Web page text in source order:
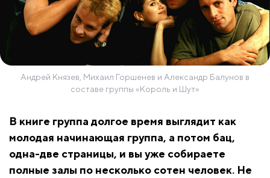
Андрей Князев, Михаил Горшенев и Александр Балунов в
составе группы «Король и Шут»
В книге группа долгое время выглядит как
молодая начинающая группа, а потом бац,
одна-две страницы, и вы уже собираете
полные залы по несколько сотен человек. Не